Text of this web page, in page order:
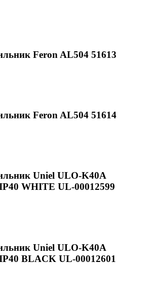
Feron AL504 51613
Feron AL504 51614
Uniel ULO-K40A
WHITE UL-00012599
Uniel ULO-K40A
BLACK UL-00012601